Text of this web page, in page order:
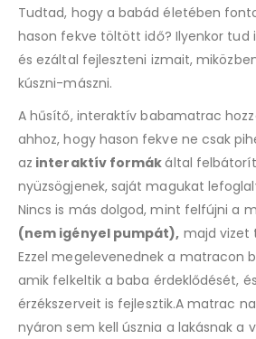
Tudtad, hogy a babád életében
hason fekve töltött idő? Ilyenkor tud
és ezáltal fejleszteni izmait,
kúszni-mászni.
A hűsítő, interaktív babamatrac
ahhoz, hogy hason fekve ne csak
az interaktív formákáltal
nyüzsögjenek, saját magukat
Nincs is más dolgod, mint felfújni a
(nem igényel pumpát), majd vizet
Ezzel megelevenednek a matracon
amik felkeltik a baba érdeklődését,
érzékszerveit is fejlesztik.A matrac
nyáron sem kell úsznia a lakásnak a